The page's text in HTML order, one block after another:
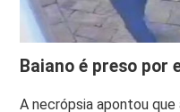
Baiano é preso por
A necrópsia apontou